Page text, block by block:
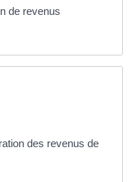
de revenus
des revenus de